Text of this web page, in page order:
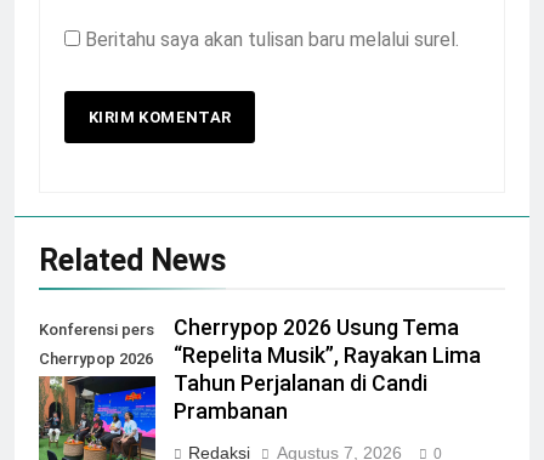
Beritahu saya akan tulisan baru melalui surel.
Related News
Konferensi pers
Cherrypop 2026
di Artotel Suite
Bianti
Cherrypop 2026 Usung Tema
“Repelita Musik”, Rayakan Lima
Tahun Perjalanan di Candi
Prambanan
Redaksi Agustus 7, 2026 0